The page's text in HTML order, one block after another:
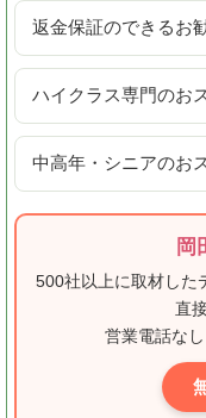
返金保証のできるお
ハイクラス専門のお
中高年・シニアのお
岡
500社以上に取材した
直
営業電話な